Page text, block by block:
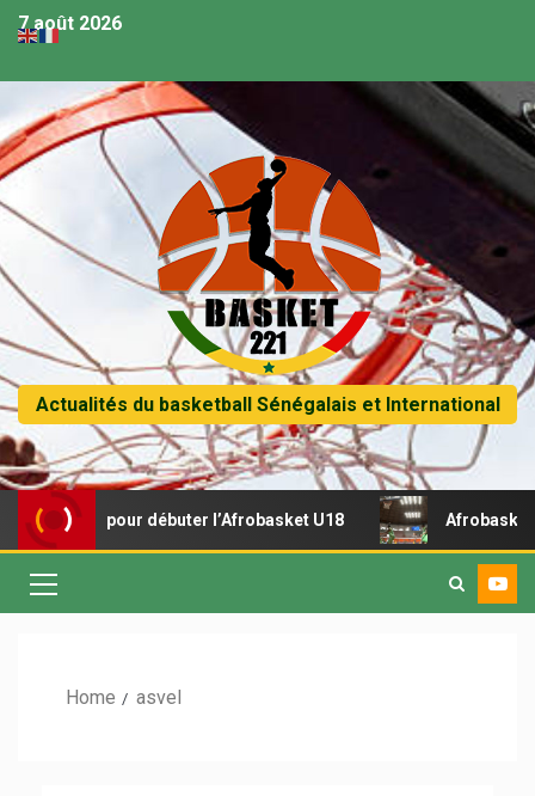
7 août 2026
Actualités du basketball Sénégalais et International
pour débuter l’Afrobasket U18 Afrobasket U18 –
Home asvel